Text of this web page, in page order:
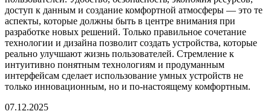
доступ к данным и создание комфортной атмосферы — это те
аспекты, которые должны быть в центре внимания при
разработке новых решений. Только правильное сочетание
технологии и дизайна позволит создать устройства, которые
реально улучшают жизнь пользователей. Стремление к
интуитивно понятным технологиям и продуманным
интерфейсам сделает использование умных устройств не
только инновационным, но и по-настоящему комфортным.
07.12.2025